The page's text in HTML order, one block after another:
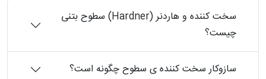
سخت کننده و هاردنر (Hardner) سطوح بتنی
چیست؟
سازوکار سخت کننده ی سطوح چگونه است؟